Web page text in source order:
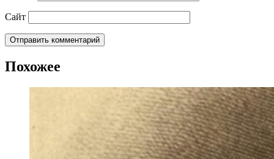
Сайт
Похожее